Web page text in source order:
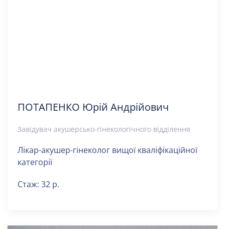
ПОТАПЕНКО Юрій Андрійович
Завідувач акушерсько-гінекологічного відділення
Лікар-акушер-гінеколог вищої кваліфікаційної
категорії
Стаж: 32 р.